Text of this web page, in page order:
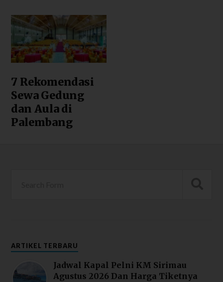
7 Rekomendasi
Sewa Gedung
dan Aula di
Palembang
ARTIKEL TERBARU
Jadwal Kapal Pelni KM Sirimau
Agustus 2026 Dan Harga Tiketnya